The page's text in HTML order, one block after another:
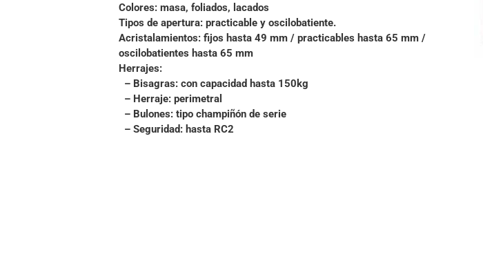
Colores: masa, foliados, lacados
Tipos de apertura: practicable y oscilobatiente.
Acristalamientos: fijos hasta 49 mm / practicables hasta 65 mm /
oscilobatientes hasta 65 mm
Herrajes:
– Bisagras: con capacidad hasta 150kg
– Herraje: perimetral
– Bulones: tipo champiñón de serie
– Seguridad: hasta RC2